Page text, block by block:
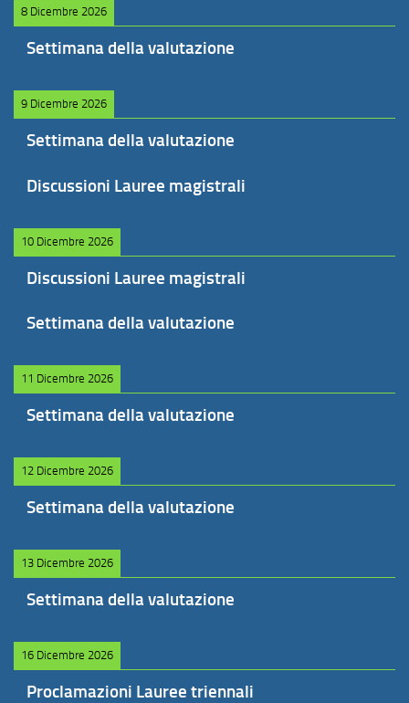
8 Dicembre 2026
Settimana della valutazione
9 Dicembre 2026
Settimana della valutazione
Discussioni Lauree magistrali
10 Dicembre 2026
Discussioni Lauree magistrali
Settimana della valutazione
11 Dicembre 2026
Settimana della valutazione
12 Dicembre 2026
Settimana della valutazione
13 Dicembre 2026
Settimana della valutazione
16 Dicembre 2026
Proclamazioni Lauree triennali